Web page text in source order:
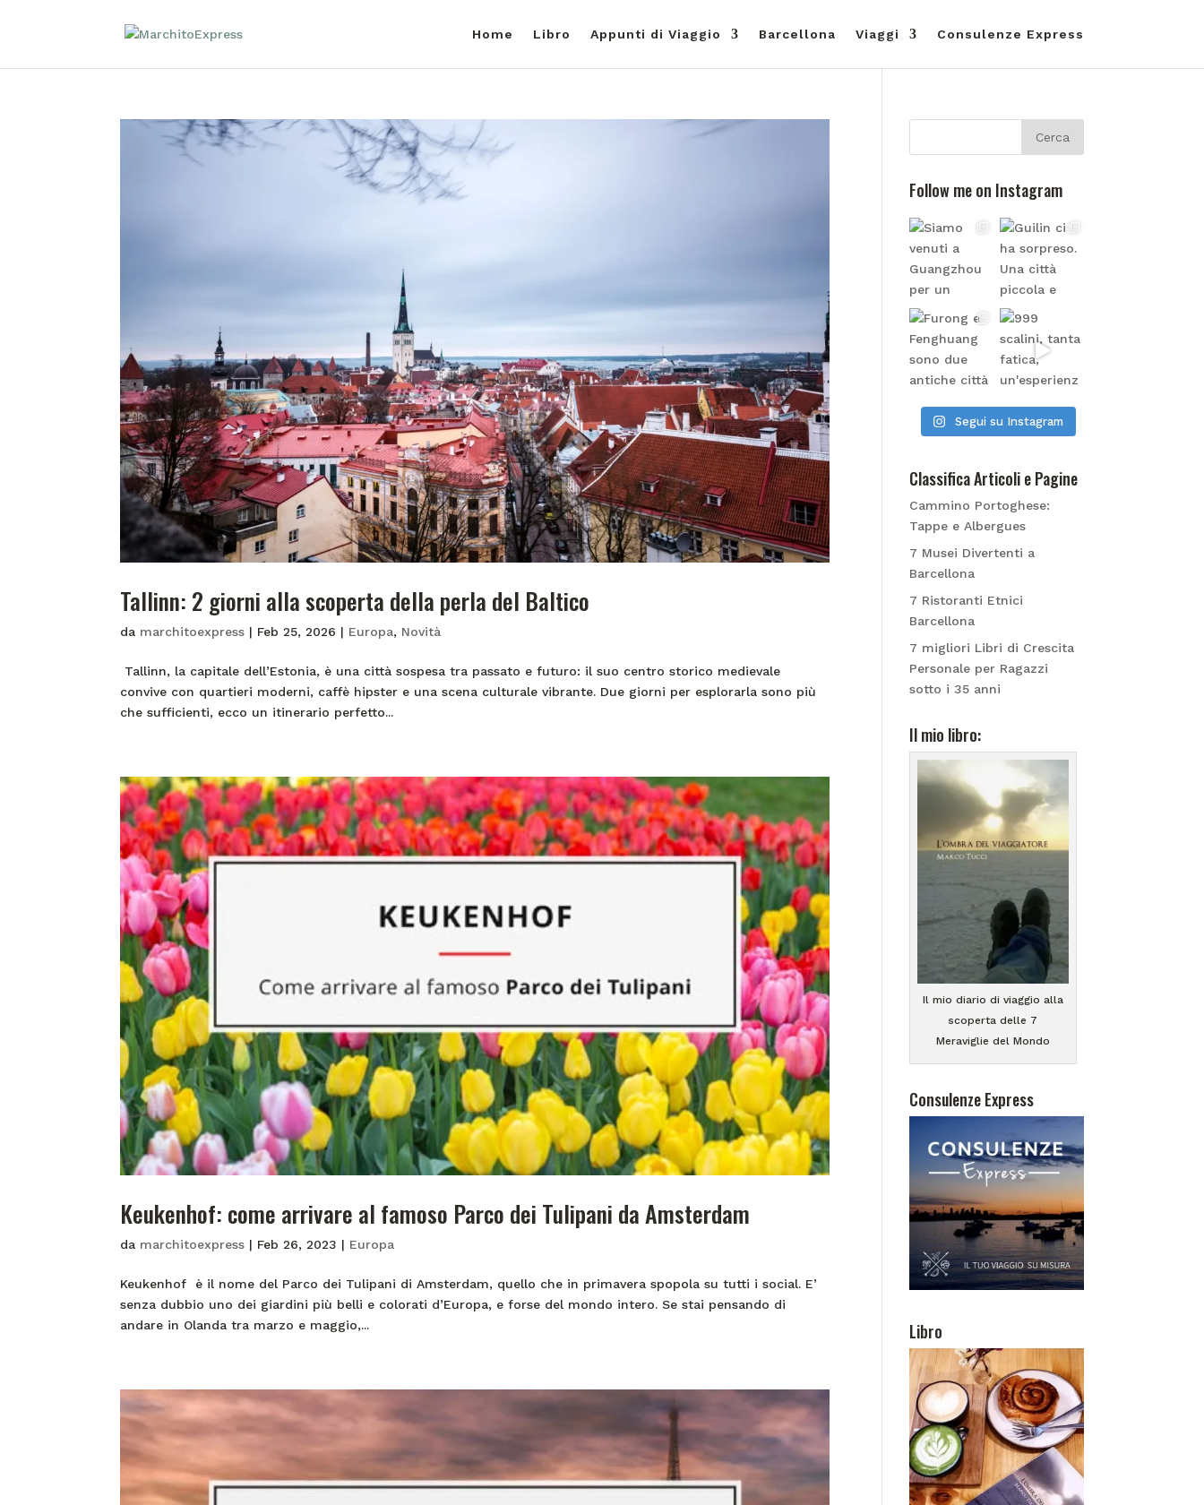
Home Libro Appunti di Viaggio Barcellona Viaggi Consulenze Express
Tallinn: 2 giorni alla scoperta della perla del Baltico
da marchitoexpress | Feb 25, 2026 | Europa, Novità
Tallinn, la capitale dell’Estonia, è una città sospesa tra passato e futuro: il suo centro storico medievale
convive con quartieri moderni, caffè hipster e una scena culturale vibrante. Due giorni per esplorarla sono più
che sufficienti, ecco un itinerario perfetto...
Keukenhof: come arrivare al famoso Parco dei Tulipani da Amsterdam
da marchitoexpress | Feb 26, 2023 | Europa
Keukenhof è il nome del Parco dei Tulipani di Amsterdam, quello che in primavera spopola su tutti i social. E’
senza dubbio uno dei giardini più belli e colorati d’Europa, e forse del mondo intero. Se stai pensando di
andare in Olanda tra marzo e maggio,...
Follow me on Instagram
Segui su Instagram
Classifica Articoli e Pagine
Cammino Portoghese:
Tappe e Albergues
7 Musei Divertenti a
Barcellona
7 Ristoranti Etnici
Barcellona
7 migliori Libri di Crescita
Personale per Ragazzi
sotto i 35 anni
Il mio libro:
Il mio diario di viaggio alla
scoperta delle 7
Meraviglie del Mondo
Consulenze Express
Libro